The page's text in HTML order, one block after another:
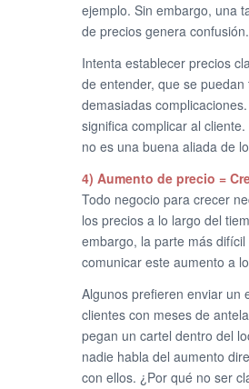
ejemplo. Sin embargo, una
de precios genera confusión.
Intenta establecer precios
de entender, que se puedan
demasiadas
significa complicar al
no es una buena aliada de
4) Aumento de precio =
Todo negocio para crecer
los precios a lo largo del
embargo, la parte más difícil
comunicar este aumento a
Algunos prefieren enviar un
clientes con meses de
pegan un cartel dentro del
nadie habla del aumento
con ellos. ¿Por qué no ser